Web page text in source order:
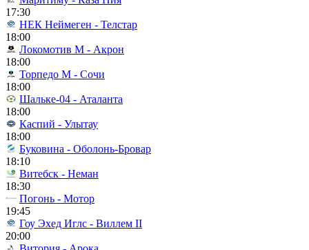
17:30
НЕК Неймеген - Телстар
18:00
Локомотив М - Акрон
18:00
Торпедо М - Сочи
18:00
Шальке-04 - Аталанта
18:00
Каспий - Улытау
18:00
Буковина - Оболонь-Бровар
18:10
Витебск - Неман
18:30
Погонь - Мотор
19:45
Гоу Эхед Иглс - Виллем II
20:00